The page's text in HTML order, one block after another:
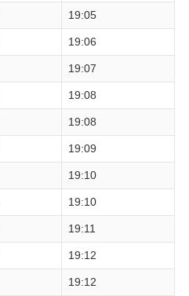
19:05
19:06
19:07
19:08
19:08
19:09
19:10
19:10
19:11
19:12
19:12